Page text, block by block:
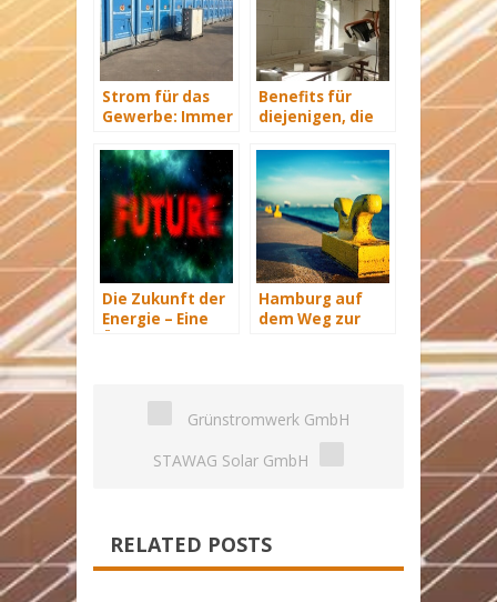
Strom für das
Gewerbe: Immer
versorgt
Benefits für
diejenigen, die
sanieren
Die Zukunft der
Energie – Eine
Hamburg auf
dem Weg zur
Grünstromwerk GmbH
STAWAG Solar GmbH
RELATED POSTS